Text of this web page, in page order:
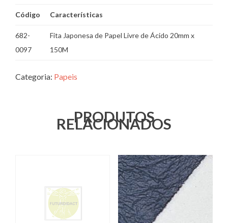
Código Características
682-
0097
Fita Japonesa de Papel Livre de Ácido 20mm x
150M
Categoria: Papeis
PRODUTOS
RELACIONADOS